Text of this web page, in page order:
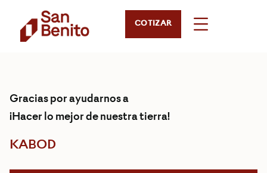
COTIZAR
Gracias por ayudarnos a
¡Hacer lo mejor de nuestra tierra!
KABOD